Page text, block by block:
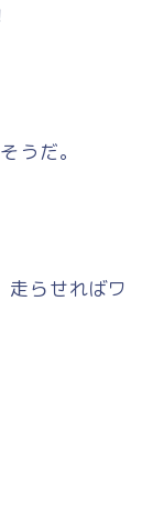
うだ。
走らせればワ